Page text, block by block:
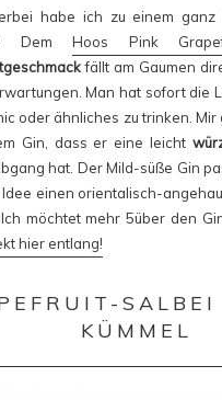
habe ich zu einem ganz
Dem Hoos Pink
fällt am Gaumen
Man hat sofort die
oder ähnliches zu trinken.
Gin, dass er eine leicht
hat. Der Mild-süße Gin
einen orientalisch-
möchtet mehr 5über den
hier entlang!
KÜMMEL